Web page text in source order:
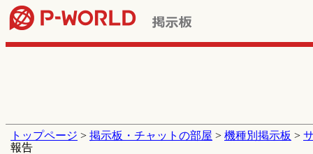
トップページ > 掲示板・チャットの部屋 > 機種別掲示板 >
報告